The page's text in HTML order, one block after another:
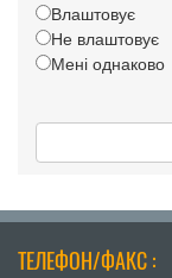
Влаштовує
Не влаштовує
Мені однаково
ТЕЛЕФОН/ФАКС :